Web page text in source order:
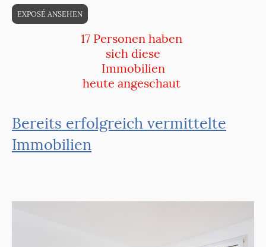
EXPOSÉ ANSEHEN
17 Personen haben
sich diese
Immobilien
heute angeschaut
Bereits erfolgreich vermittelte
Immobilien